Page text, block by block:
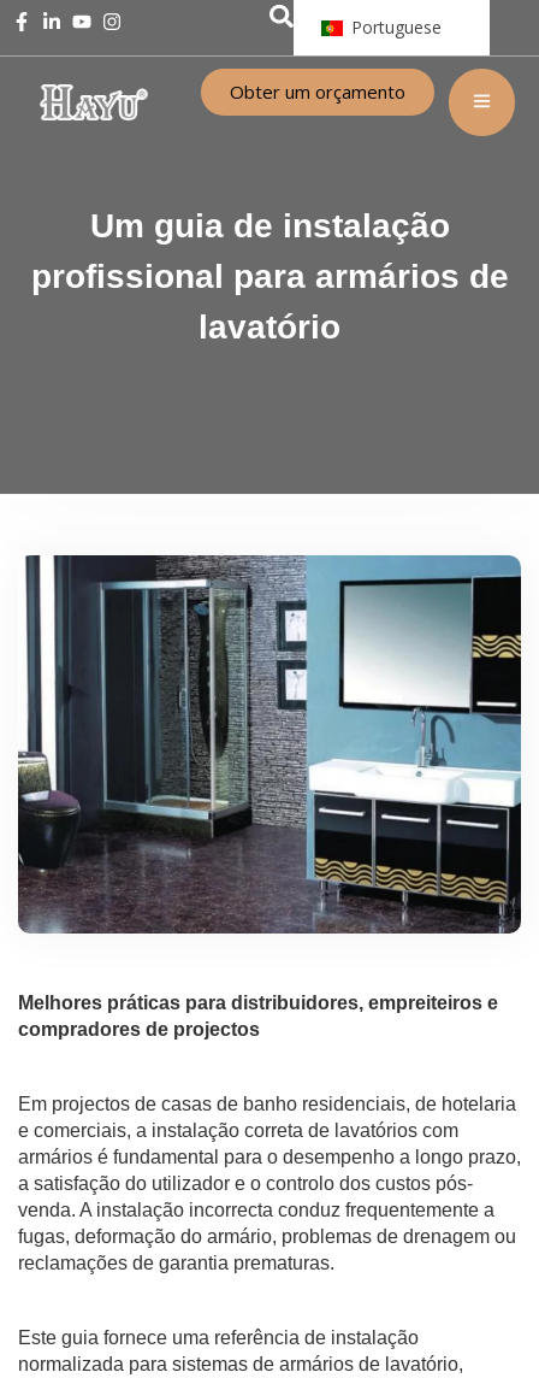
Portuguese
Obter um orçamento
Um guia de instalação
profissional para armários de
lavatório
Melhores práticas para distribuidores, empreiteiros e
compradores de projectos
Em projectos de casas de banho residenciais, de hotelaria
e comerciais, a instalação correta de lavatórios com
armários é fundamental para o desempenho a longo prazo,
a satisfação do utilizador e o controlo dos custos pós-
venda. A instalação incorrecta conduz frequentemente a
fugas, deformação do armário, problemas de drenagem ou
reclamações de garantia prematuras.
Este guia fornece uma referência de instalação
normalizada para sistemas de armários de lavatório,